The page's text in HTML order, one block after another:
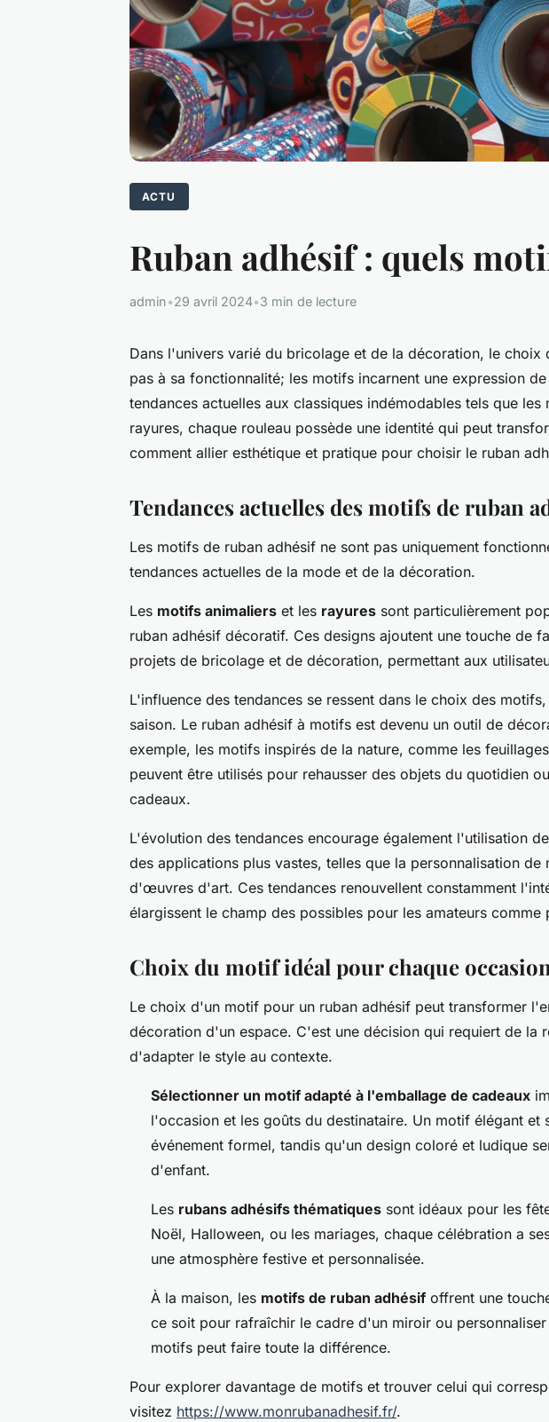
ACTU
Ruban adhésif : quels
admin•29 avril 2024•3 min de lecture
Dans l'univers varié du bricolage et de la décoration, le choix
pas à sa fonctionnalité; les motifs incarnent une expression
tendances actuelles aux classiques indémodables tels que les
rayures, chaque rouleau possède une identité qui peut
comment allier esthétique et pratique pour choisir le ruban
Tendances actuelles des motifs de ruban
Les motifs de ruban adhésif ne sont pas uniquement
tendances actuelles de la mode et de la décoration.
Les motifs animaliers et les rayures sont particulièrement
ruban adhésif décoratif. Ces designs ajoutent une touche de
projets de bricolage et de décoration, permettant aux
L'influence des tendances se ressent dans le choix des
saison. Le ruban adhésif à motifs est devenu un outil de
exemple, les motifs inspirés de la nature, comme les
peuvent être utilisés pour rehausser des objets du quotidien
cadeaux.
L'évolution des tendances encourage également l'utilisation
des applications plus vastes, telles que la personnalisation
d'œuvres d'art. Ces tendances renouvellent constamment
élargissent le champ des possibles pour les amateurs comme
Choix du motif idéal pour chaque occasion
Le choix d'un motif pour un ruban adhésif peut transformer
décoration d'un espace. C'est une décision qui requiert de la
d'adapter le style au contexte.
Sélectionner un motif adapté à l'emballage de cadeaux
l'occasion et les goûts du destinataire. Un motif élégant et
événement formel, tandis qu'un design coloré et ludique
d'enfant.
Les rubans adhésifs thématiques sont idéaux pour les
Noël, Halloween, ou les mariages, chaque célébration a
une atmosphère festive et personnalisée.
À la maison, les motifs de ruban adhésifoffrent une
ce soit pour rafraîchir le cadre d'un miroir ou
motifs peut faire toute la différence.
Pour explorer davantage de motifs et trouver celui qui
visitez https://www.monrubanadhesif.fr/.